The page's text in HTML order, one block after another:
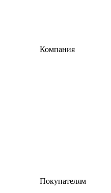
Компания
Покупателям